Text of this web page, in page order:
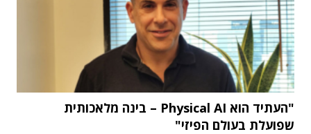
"העתיד הוא Physical AI – בינה מלאכותית
שפועלת בעולם הפיזי"